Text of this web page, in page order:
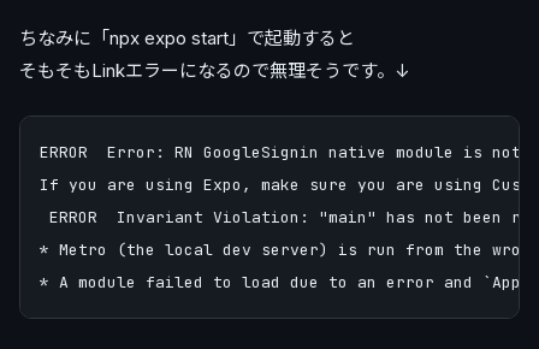
ちなみに「npx expo start」で起動すると
そもそもLinkエラーになるので無理そうです。↓
ERROR  Error: RN GoogleSignin native module is
If you are using Expo, make sure you are using
ERROR  Invariant Violation: "main" has not been
* Metro (the local dev server) is run from the